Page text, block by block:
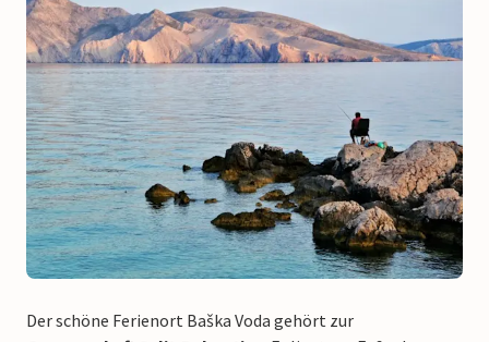
Der schöne Ferienort Baška Voda gehört zur